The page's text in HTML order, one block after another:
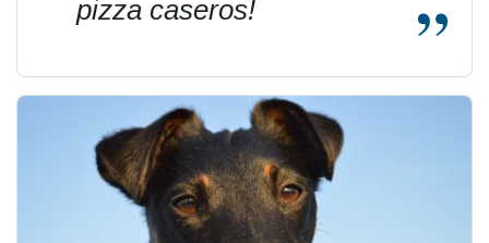
pizza caseros!